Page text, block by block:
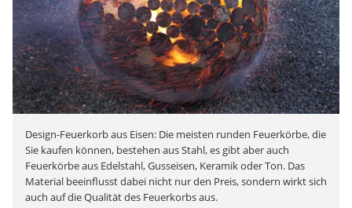
Design-Feuerkorb aus Eisen: Die meisten runden Feuerkörbe, die
Sie kaufen können, bestehen aus Stahl, es gibt aber auch
Feuerkörbe aus Edelstahl, Gusseisen, Keramik oder Ton. Das
Material beeinflusst dabei nicht nur den Preis, sondern wirkt sich
auch auf die Qualität des Feuerkorbs aus.